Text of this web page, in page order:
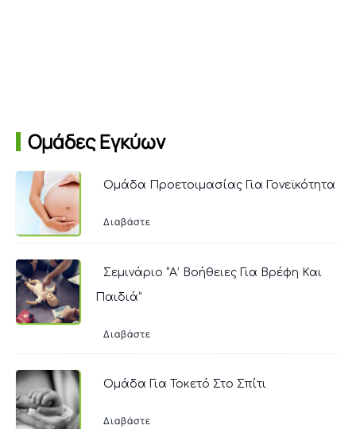
Ομάδες Εγκύων
Ομάδα Προετοιμασίας Για Γονεϊκότητα
Διαβάστε
Σεμινάριο “Α’ Βοήθειες Για Βρέφη Και
Παιδιά”
Διαβάστε
Ομάδα Για Τοκετό Στο Σπίτι
Διαβάστε